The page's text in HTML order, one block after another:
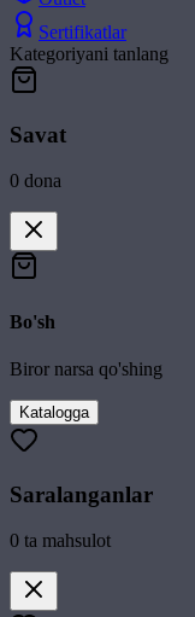
Sertifikatlar
Kategoriyani tanlang
Savat
0 dona
Bo'sh
Biror narsa qo'shing
Katalogga
Saralanganlar
0 ta mahsulot